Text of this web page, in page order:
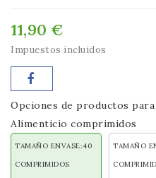
11,90 €
Impuestos incluidos
Opciones de productos
Alimenticio comprimidos
TAMAÑO ENVASE:40
COMPRIMIDOS
TAMAÑO